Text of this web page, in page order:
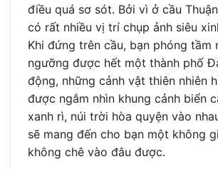
điều quá sơ sót. Bởi vì ở cầu
có rất nhiều vị trí chụp ảnh siêu
Khi đứng trên cầu, bạn phóng tầm
ngưỡng được hết một thành phố
động, những cảnh vật thiên nhiên
được ngắm nhìn khung cảnh biển
xanh rì, núi trời hòa quyện vào
sẽ mang đến cho bạn một không
không chê vào đâu được.